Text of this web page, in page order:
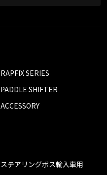
RAPFIX SERIES
PADDLE SHIFTER
ACCESSORY
ステアリングボス輸入車用